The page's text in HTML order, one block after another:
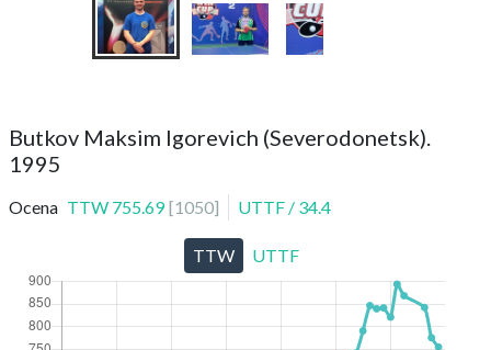
Butkov Maksim Igorevich (Severodonetsk).
1995
Ocena TTW 755.69 [1050] UTTF / 34.4
TTW UTTF